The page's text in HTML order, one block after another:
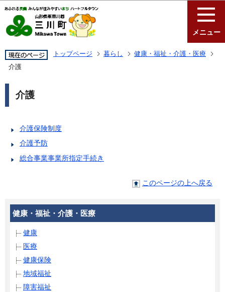
メニュー
トップページ 暮らし
健康・福祉・介護・医療
介護
介護
介護保険制度
介護予防
総合事業事業所指定手続き
このページの上へ戻る
健康・福祉・介護・医療
健康
医療
健康保険
地域福祉
障害福祉